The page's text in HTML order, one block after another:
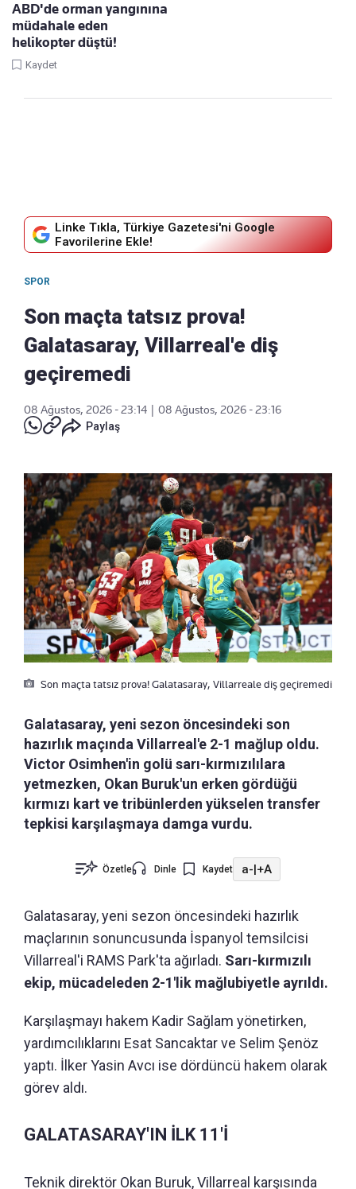
ABD'de orman yangınına
müdahale eden
helikopter düştü!
Kaydet
Linke Tıkla, Türkiye Gazetesi'ni Google
Favorilerine Ekle!
SPOR
Son maçta tatsız prova!
Galatasaray, Villarreal'e diş
geçiremedi
08 Ağustos, 2026 - 23:14
08 Ağustos, 2026 - 23:16
Paylaş
Son maçta tatsız prova! Galatasaray, Villarreale diş geçiremedi
Galatasaray, yeni sezon öncesindeki son
hazırlık maçında Villarreal'e 2-1 mağlup oldu.
Victor Osimhen'in golü sarı-kırmızılılara
yetmezken, Okan Buruk'un erken gördüğü
kırmızı kart ve tribünlerden yükselen transfer
tepkisi karşılaşmaya damga vurdu.
Özetle Dinle Kaydet a-|+A
Galatasaray, yeni sezon öncesindeki hazırlık
maçlarının sonuncusunda İspanyol temsilcisi
Villarreal'i RAMS Park'ta ağırladı. Sarı-kırmızılı
ekip, mücadeleden 2-1'lik mağlubiyetle ayrıldı.
Karşılaşmayı hakem Kadir Sağlam yönetirken,
yardımcılıklarını Esat Sancaktar ve Selim Şenöz
yaptı. İlker Yasin Avcı ise dördüncü hakem olarak
görev aldı.
GALATASARAY'IN İLK 11'İ
Teknik direktör Okan Buruk, Villarreal karşısında